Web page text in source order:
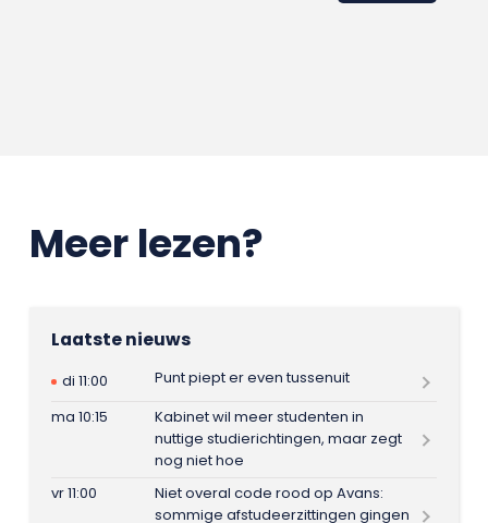
Meer lezen?
Laatste nieuws
di 11:00
Punt piept er even tussenuit
ma 10:15
Kabinet wil meer studenten in
nuttige studierichtingen, maar zegt
nog niet hoe
vr 11:00
Niet overal code rood op Avans:
sommige afstudeerzittingen gingen